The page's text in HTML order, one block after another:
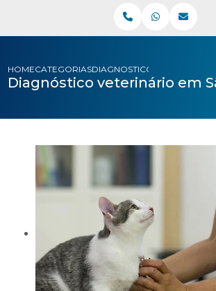
HOMECATEGORIASDIAGNOSTICO VETERINARIO
Diagnóstico veterinário em